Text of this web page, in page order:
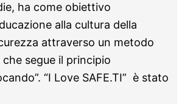
ha come obiettivo
alla cultura della
attraverso un metodo
segue il principio
“I Love SAFE.TI” è stato